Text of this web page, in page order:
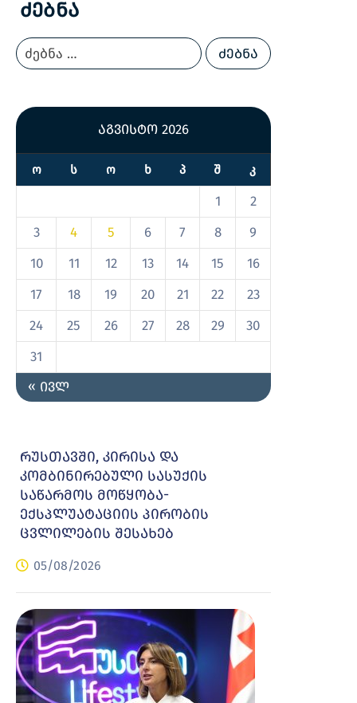
Ძებნა
აგვისტო 2026
Ო Ს Ო Ხ Პ Შ Კ
1
2
3
4 5 6 7 8
9
10
11 12 13 14 15
16
17
18 19 20 21 22
23
24
25 26 27 28 29
30
31
« ივლ
რუსთავში, კირისა და
კომბინირებული სასუქის
საწარმოს მოწყობა-
ექსპლუატაციის პირობის
ცვლილების შესახებ
05/08/2026